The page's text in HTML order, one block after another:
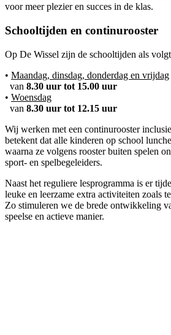
voor meer plezier en succes in de klas.
Schooltijden en continurooster
Op De Wissel zijn de schooltijden als
• Maandag, dinsdag, donderdag en vrijdag
van 8.30 uur tot 15.00 uur
• Woensdag
van 8.30 uur tot 12.15 uur
Wij werken met een continurooster
betekent dat alle kinderen op school
waarna ze volgens rooster buiten spelen
sport- en spelbegeleiders.
Naast het reguliere lesprogramma is er
leuke en leerzame extra activiteiten zoals
Zo stimuleren we de brede ontwikkeling
speelse en actieve manier.